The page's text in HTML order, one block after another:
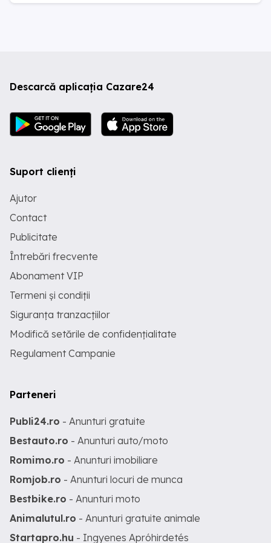
Descarcă aplicația Cazare24
Suport clienți
Ajutor
Contact
Publicitate
Întrebări frecvente
Abonament VIP
Termeni și condiții
Siguranța tranzacțiilor
Modifică setările de confidențialitate
Regulament Campanie
Parteneri
Publi24.ro - Anunturi gratuite
Bestauto.ro - Anunturi auto/moto
Romimo.ro - Anunturi imobiliare
Romjob.ro - Anunturi locuri de munca
Bestbike.ro - Anunturi moto
Animalutul.ro - Anunturi gratuite animale
Startapro.hu - Ingyenes Apróhirdetés